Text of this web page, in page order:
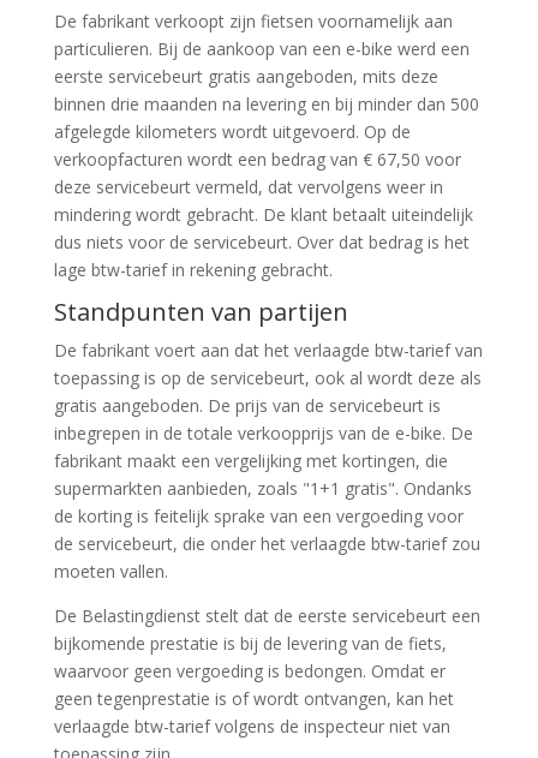
De fabrikant verkoopt zijn fietsen voornamelijk aan
particulieren. Bij de aankoop van een e-bike werd een
eerste servicebeurt gratis aangeboden, mits deze
binnen drie maanden na levering en bij minder dan 500
afgelegde kilometers wordt uitgevoerd. Op de
verkoopfacturen wordt een bedrag van € 67,50 voor
deze servicebeurt vermeld, dat vervolgens weer in
mindering wordt gebracht. De klant betaalt uiteindelijk
dus niets voor de servicebeurt. Over dat bedrag is het
lage btw-tarief in rekening gebracht.
Standpunten van partijen
De fabrikant voert aan dat het verlaagde btw-tarief van
toepassing is op de servicebeurt, ook al wordt deze als
gratis aangeboden. De prijs van de servicebeurt is
inbegrepen in de totale verkoopprijs van de e-bike. De
fabrikant maakt een vergelijking met kortingen, die
supermarkten aanbieden, zoals "1+1 gratis". Ondanks
de korting is feitelijk sprake van een vergoeding voor
de servicebeurt, die onder het verlaagde btw-tarief zou
moeten vallen.
De Belastingdienst stelt dat de eerste servicebeurt een
bijkomende prestatie is bij de levering van de fiets,
waarvoor geen vergoeding is bedongen. Omdat er
geen tegenprestatie is of wordt ontvangen, kan het
verlaagde btw-tarief volgens de inspecteur niet van
toepassing zijn.